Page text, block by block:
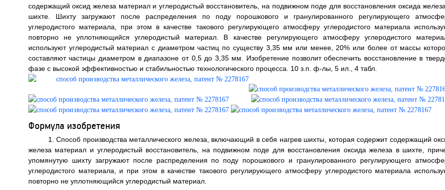
содержащий оксид железа материал и углеродистый восстановитель, на подвижном поде для восстановления оксида
шихте. Шихту загружают после распределения по поду порошкового и гранулированного регулирующего
углеродистого материала, при этом в качестве такового регулирующего атмосферу углеродистого материала
повторно не уплотняющийся углеродистый материал. В качестве регулирующего атмосферу углеродистого
используют углеродистый материал с диаметром частиц по существу 3,35 мм или менее, 20% или более от массы
составляют частицы диаметром в диапазоне от 0,5 до 3,35 мм. Изобретение позволит обеспечить восстановление в
фазе с высокой эффективностью и стабильностью технологического процесса. 10 з.п. ф-лы, 5 ил., 4 табл.
Формула изобретения
1. Способ производства металлического железа, включающий в себя нагрев шихты, которая содержит содержащий
железа материал и углеродистый восстановитель, на подвижном поде для восстановления оксида железа в шихте,
упомянутую шихту загружают после распределения по поду порошкового и гранулированного регулирующего
углеродистого материала, и при этом в качестве такового регулирующего атмосферу углеродистого материала
повторно не уплотняющийся углеродистый материал.